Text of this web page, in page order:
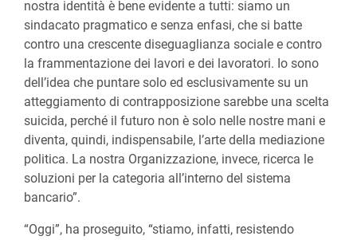
nostra identità è bene evidente a tutti: siamo un
sindacato pragmatico e senza enfasi, che si batte
contro una crescente diseguaglianza sociale e contro
la frammentazione dei lavori e dei lavoratori. Io sono
dell’idea che puntare solo ed esclusivamente su un
atteggiamento di contrapposizione sarebbe una scelta
suicida, perché il futuro non è solo nelle nostre mani e
diventa, quindi, indispensabile, l’arte della mediazione
politica. La nostra Organizzazione, invece, ricerca le
soluzioni per la categoria all’interno del sistema
bancario”.
“Oggi”, ha proseguito, “stiamo, infatti, resistendo